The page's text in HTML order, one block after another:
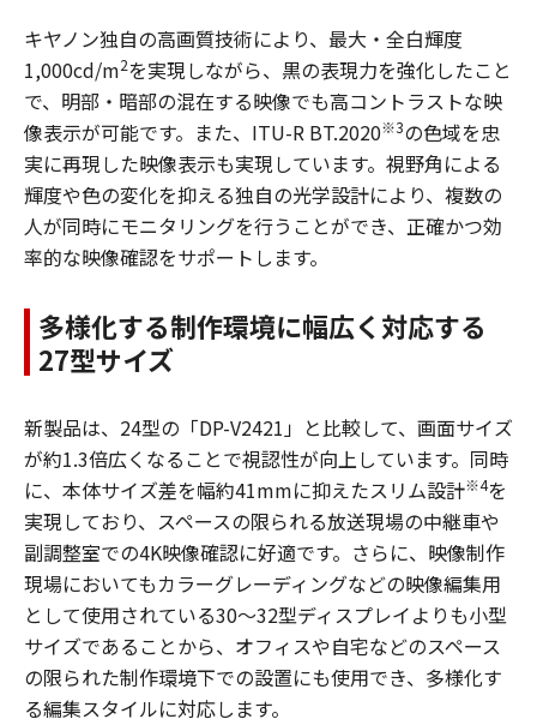
キヤノン独自の高画質技術により、最大・全白輝度
1,000cd/m2を実現しながら、黒の表現力を強化したこと
で、明部・暗部の混在する映像でも高コントラストな映
像表示が可能です。また、ITU-R BT.2020※3の色域を忠
実に再現した映像表示も実現しています。視野角による
輝度や色の変化を抑える独自の光学設計により、複数の
人が同時にモニタリングを行うことができ、正確かつ効
率的な映像確認をサポートします。
多様化する制作環境に幅広く対応する
27型サイズ
新製品は、24型の「DP-V2421」と比較して、画面サイズ
が約1.3倍広くなることで視認性が向上しています。同時
に、本体サイズ差を幅約41mmに抑えたスリム設計※4を
実現しており、スペースの限られる放送現場の中継車や
副調整室での4K映像確認に好適です。さらに、映像制作
現場においてもカラーグレーディングなどの映像編集用
として使用されている30～32型ディスプレイよりも小型
サイズであることから、オフィスや自宅などのスペース
の限られた制作環境下での設置にも使用でき、多様化す
る編集スタイルに対応します。